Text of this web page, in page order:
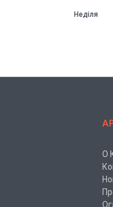
Неділя
О